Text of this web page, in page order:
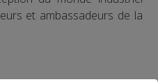
et ambassadeurs de la